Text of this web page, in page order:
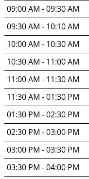
09:00 AM - 09:30 AM
09:30 AM - 10:10 AM
10:00 AM - 10:30 AM
10:30 AM - 11:00 AM
11:00 AM - 11:30 AM
11:30 AM - 01:30 PM
01:30 PM - 02:30 PM
02:30 PM - 03:00 PM
03:00 PM - 03:30 PM
03:30 PM - 04:00 PM